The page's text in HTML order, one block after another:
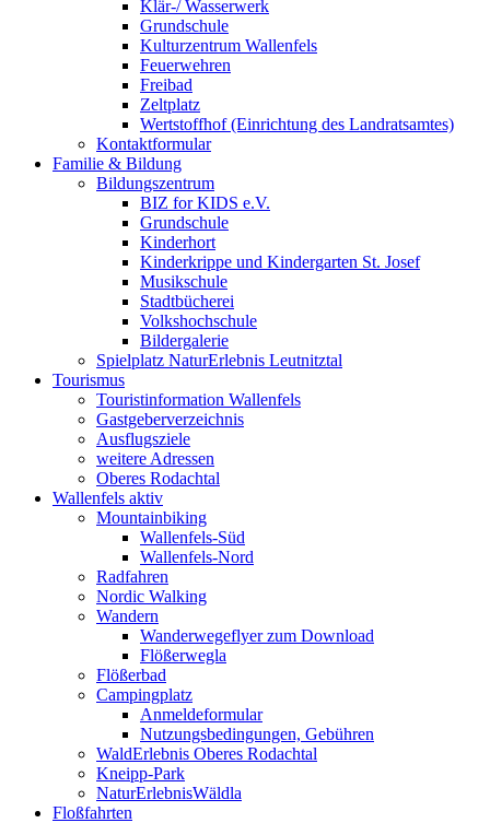
Klär-/ Wasserwerk
Grundschule
Kulturzentrum Wallenfels
Feuerwehren
Freibad
Zeltplatz
Wertstoffhof (Einrichtung des Landratsamtes)
Kontaktformular
Familie & Bildung
Bildungszentrum
BIZ for KIDS e.V.
Grundschule
Kinderhort
Kinderkrippe und Kindergarten St. Josef
Musikschule
Stadtbücherei
Volkshochschule
Bildergalerie
Spielplatz NaturErlebnis Leutnitztal
Tourismus
Touristinformation Wallenfels
Gastgeberverzeichnis
Ausflugsziele
weitere Adressen
Oberes Rodachtal
Wallenfels aktiv
Mountainbiking
Wallenfels-Süd
Wallenfels-Nord
Radfahren
Nordic Walking
Wandern
Wanderwegeflyer zum Download
Flößerwegla
Flößerbad
Campingplatz
Anmeldeformular
Nutzungsbedingungen, Gebühren
WaldErlebnis Oberes Rodachtal
Kneipp-Park
NaturErlebnisWäldla
Floßfahrten